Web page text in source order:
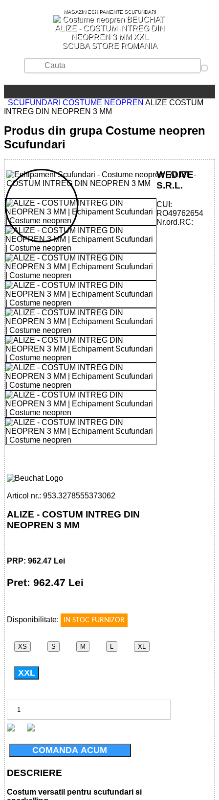
MAGAZIN ECHIPAMENTE SCUFUNDARI
SCUBA STORE ROMANIA
SCUFUNDARI COSTUME NEOPREN ALIZE COSTUM
INTREG DIN NEOPREN 3 MM
Produs din grupa Costume neopren
Scufundari
Articol nr.: 953.3278555373062
ALIZE - COSTUM INTREG DIN
NEOPREN 3 MM
PRP: 962.47 Lei
Pret: 962.47 Lei
Disponibilitate:
IN STOC FURNIZOR
XS S M L XL
XXL
COMANDA ACUM
DESCRIERE
Costum versatil pentru scufundari si
WEDIVE
S.R.L.
CUI:
RO49762654
Nr.ord.RC: